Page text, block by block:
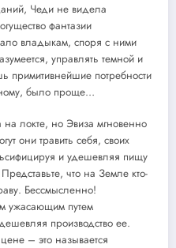
Чеди не видела
фантазии
владыкам, споря с ними
управлять темной и
примитивнейшие потребности
было проще…
локте, но Эвиза мгновенно
они травить себя, своих
и удешевляя пищу
что на Земле кто-
Бессмысленно!
ужасающим путем
производство ее.
– это называется